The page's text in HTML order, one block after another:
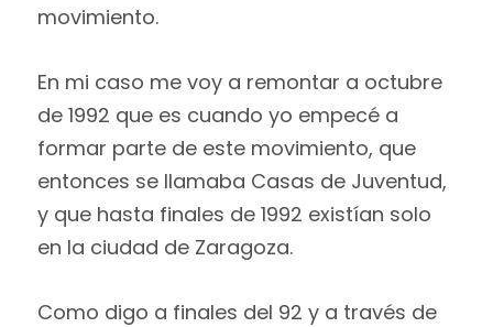
movimiento.
En mi caso me voy a remontar a octubre
de 1992 que es cuando yo empecé a
formar parte de este movimiento, que
entonces se llamaba Casas de Juventud,
y que hasta finales de 1992 existían solo
en la ciudad de Zaragoza.
Como digo a finales del 92 y a través de